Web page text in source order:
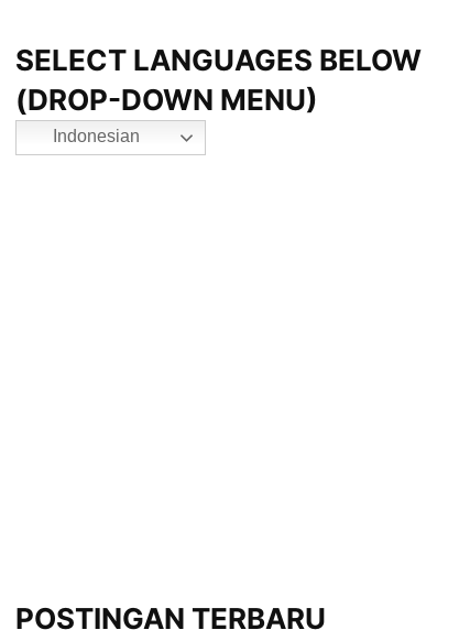
SELECT LANGUAGES BELOW
(DROP-DOWN MENU)
Indonesian
POSTINGAN TERBARU